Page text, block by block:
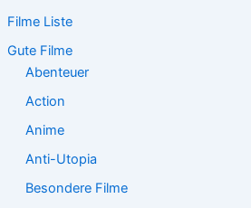
n
n
Filme Liste
Gute Filme
Abenteuer
Action
Anime
Anti-Utopia
Besondere Filme